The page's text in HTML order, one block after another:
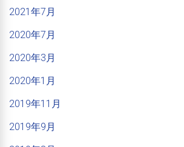
2021年7月
2020年7月
2020年3月
2020年1月
2019年11月
2019年9月